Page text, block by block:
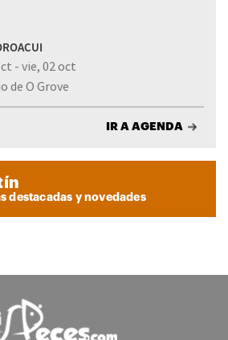
- vie, 02 oct
de O Grove
IR A AGENDA
destacadas y novedades